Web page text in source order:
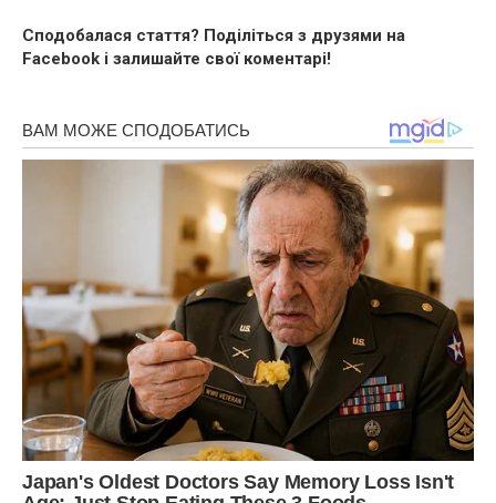
Сподобалася стаття? Поділіться з друзями на
Facebook і залишайте свої коментарі!